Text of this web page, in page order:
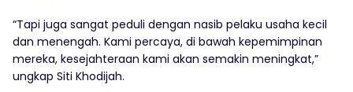
“Tapi juga sangat peduli dengan nasib pelaku usaha kecil
dan menengah. Kami percaya, di bawah kepemimpinan
mereka, kesejahteraan kami akan semakin meningkat,”
ungkap Siti Khodijah.